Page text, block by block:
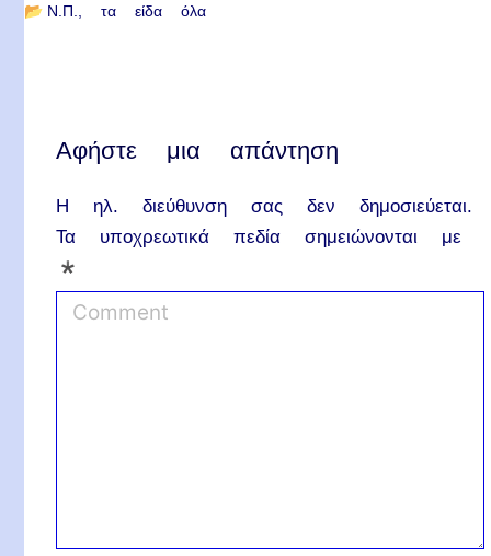
📂 Ν.Π. τα είδα όλα
Αφήστε μια απάντηση
Η ηλ. διεύθυνση σας δεν δημοσιεύεται.
Τα υποχρεωτικά πεδία σημειώνονται με
*